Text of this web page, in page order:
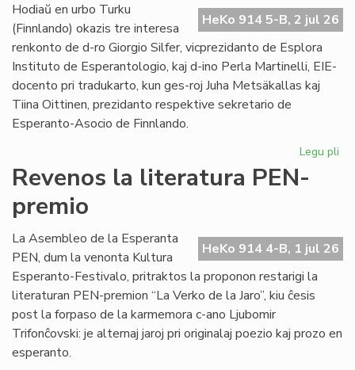
HeKo 914 5-B, 2 jul 26
Hodiaŭ en urbo Turku
(Finnlando) okazis tre interesa
renkonto de d-ro Giorgio Silfer, vicprezidanto de Esplora
Instituto de Esperantologio, kaj d-ino Perla Martinelli, EIE-
docento pri tradukarto, kun ges-roj Juha Metsäkallas kaj
Tiina Oittinen, prezidanto respektive sekretario de
Esperanto-Asocio de Finnlando.
Legu pli
Revenos la literatura PEN-
premio
HeKo 914 4-B, 1 jul 26
La Asembleo de la Esperanta
PEN, dum la venonta Kultura
Esperanto-Festivalo, pritraktos la proponon restarigi la
literaturan PEN-premion “La Verko de la Jaro”, kiu ĉesis
post la forpaso de la karmemora c-ano Ljubomir
Trifonĉovski: je alternaj jaroj pri originalaj poezio kaj prozo en
esperanto.